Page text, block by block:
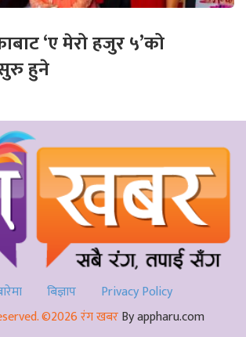
‘ए मेरो हजुर ५’को
हुने
बिज्ञाप
Privacy Policy
©2026 रंग खबरBy appharu.com